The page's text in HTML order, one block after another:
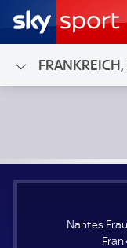
Nantes